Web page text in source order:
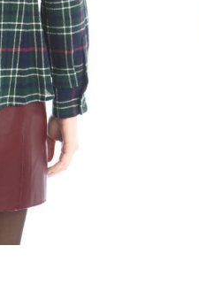
i nuovi arrivi, gli eventi